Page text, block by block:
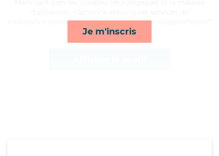
Je m'inscris
courses/livraison, ménage, transports et compagnie/loisirs*